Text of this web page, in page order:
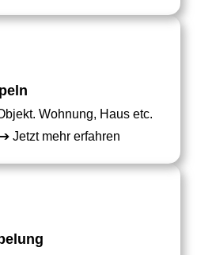
Wohnung, Haus etc.
➔ Jetzt mehr erfahren